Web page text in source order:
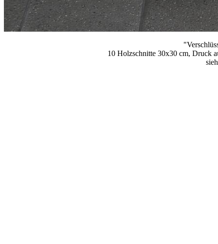
10 Holzschnitte 30x30 cm, Druck